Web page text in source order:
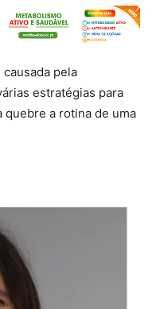
pela
estratégias para
quebre a rotina de uma